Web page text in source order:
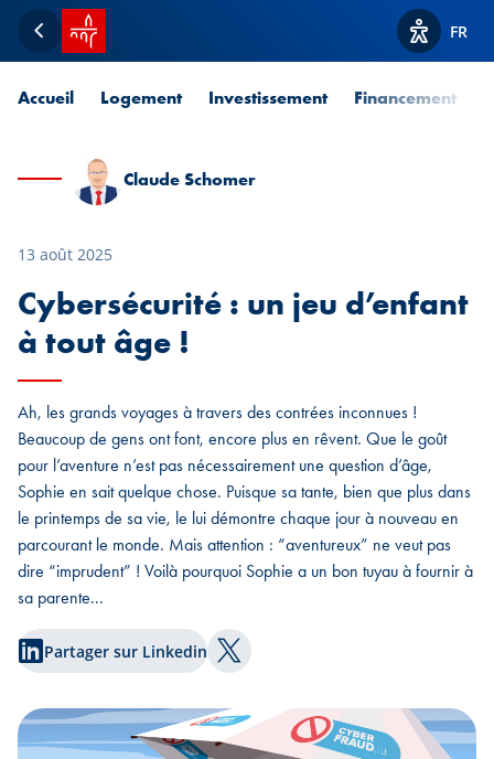
Retour
Accueil SPUERKEESS
Afficher
FR
Accueil Logement Investissement Financement
Claude Schomer
13 août 2025
Cybersécurité : un jeu d’enfant
à tout âge !
Ah, les grands voyages à travers des contrées inconnues !
Beaucoup de gens ont font, encore plus en rêvent. Que le goût
pour l’aventure n’est pas nécessairement une question d’âge,
Sophie en sait quelque chose. Puisque sa tante, bien que plus dans
le printemps de sa vie, le lui démontre chaque jour à nouveau en
parcourant le monde. Mais attention : “aventureux” ne veut pas
dire “imprudent” ! Voilà pourquoi Sophie a un bon tuyau à fournir à
sa parente...
Partager sur Linkedin Partager sur Twitter